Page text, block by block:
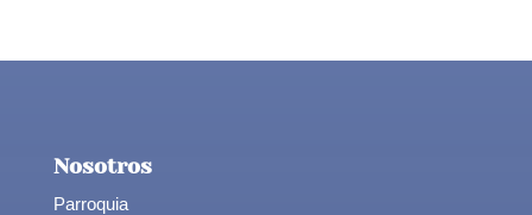
Nosotros
Parroquia